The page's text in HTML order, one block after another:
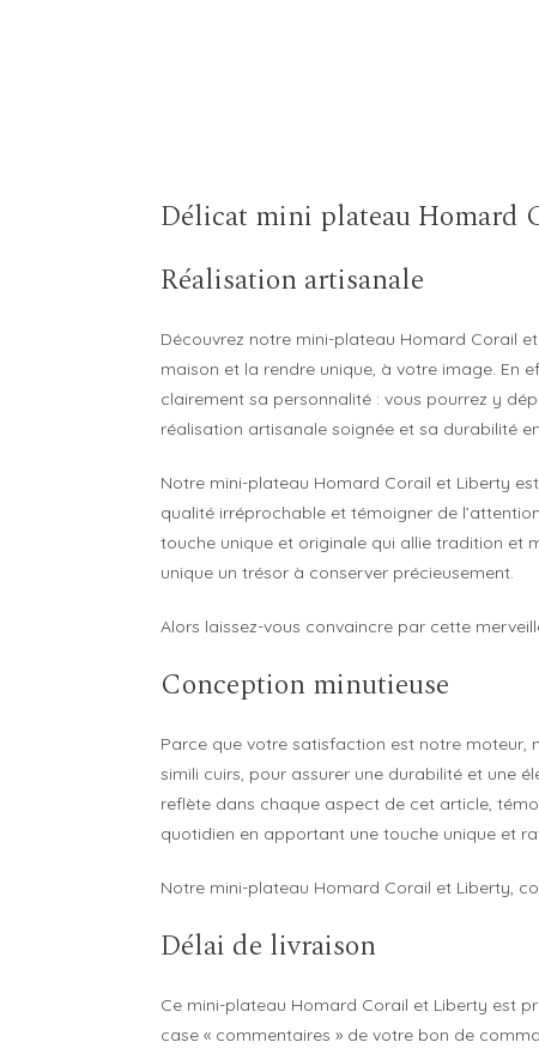
Délicat mini plateau
Réalisation artisanale
Découvrez notre mini-plateau Homard Corail
maison et la rendre unique, à votre image. En
clairement sa personnalité : vous pourrez y
réalisation artisanale soignée et sa durabilité
Notre mini-plateau Homard Corail et Liberty
qualité irréprochable et témoigner de
touche unique et originale qui allie tradition et
unique un trésor à conserver précieusement.
Alors laissez-vous convaincre par cette
Conception minutieuse
Parce que votre satisfaction est notre moteur,
simili cuirs, pour assurer une durabilité et une
reflète dans chaque aspect de cet article,
quotidien en apportant une touche unique et
Notre mini-plateau Homard Corail et Liberty,
Délai de livraison
Ce mini-plateau Homard Corail et Liberty est
case « commentaires » de votre bon de